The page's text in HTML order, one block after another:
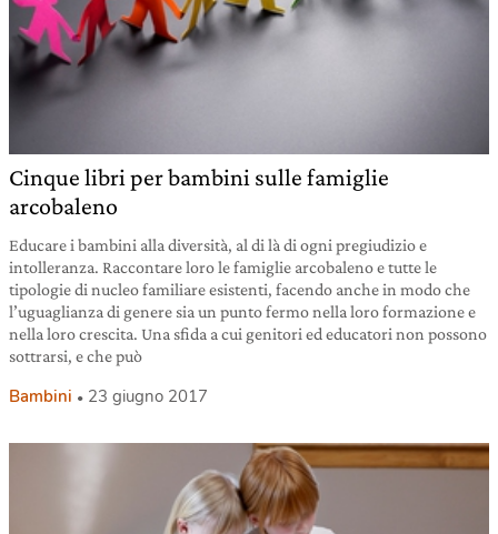
Cinque libri per bambini sulle famiglie
arcobaleno
Educare i bambini alla diversità, al di là di ogni pregiudizio e
intolleranza. Raccontare loro le famiglie arcobaleno e tutte le
tipologie di nucleo familiare esistenti, facendo anche in modo che
l’uguaglianza di genere sia un punto fermo nella loro formazione e
nella loro crescita. Una sfida a cui genitori ed educatori non possono
sottrarsi, e che può
Bambini 23 giugno 2017